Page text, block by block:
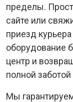
пределы.
сайте или
приезд
оборудование
центр и
полной
Мы